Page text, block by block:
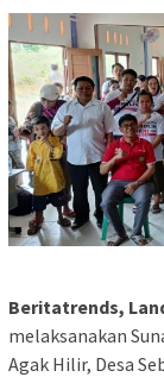
Beritatrends,
melaksanakan
Agak Hilir, Desa